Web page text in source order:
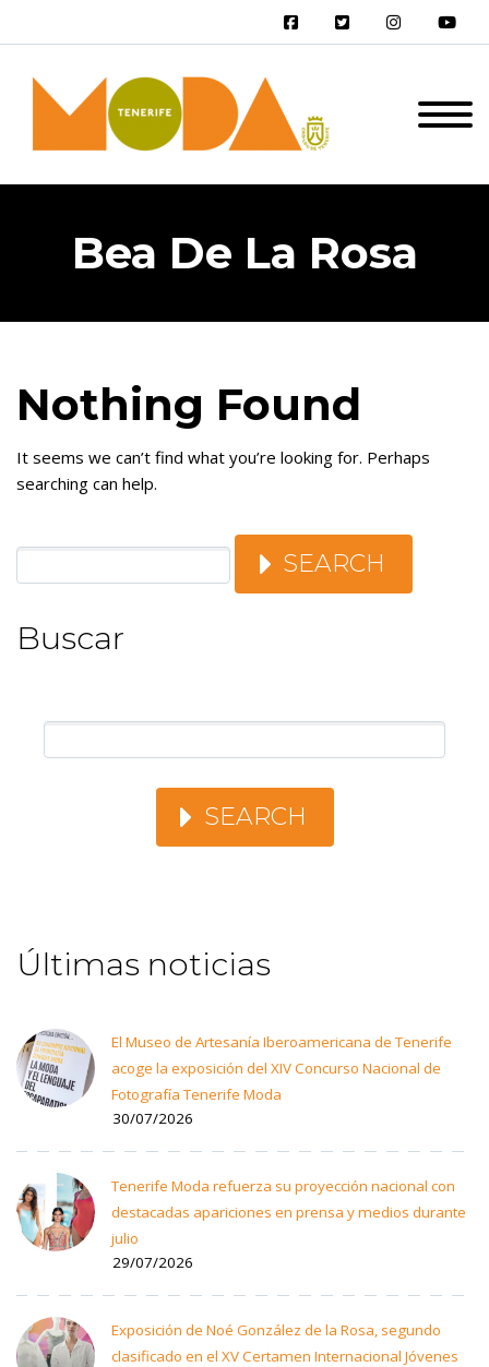
Bea De La Rosa
Nothing Found
It seems we can’t find what you’re looking for. Perhaps
searching can help.
SEARCH
Buscar
SEARCH
Últimas noticias
El Museo de Artesanía Iberoamericana de Tenerife
acoge la exposición del XIV Concurso Nacional de
Fotografía Tenerife Moda
30/07/2026
Tenerife Moda refuerza su proyección nacional con
destacadas apariciones en prensa y medios durante
julio
29/07/2026
Exposición de Noé González de la Rosa, segundo
clasificado en el XV Certamen Internacional Jóvenes